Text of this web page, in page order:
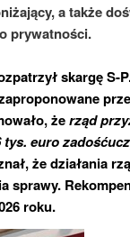
a także
prywatności.
skargę S-
żerząd
euro
że działania
sprawy.
roku.